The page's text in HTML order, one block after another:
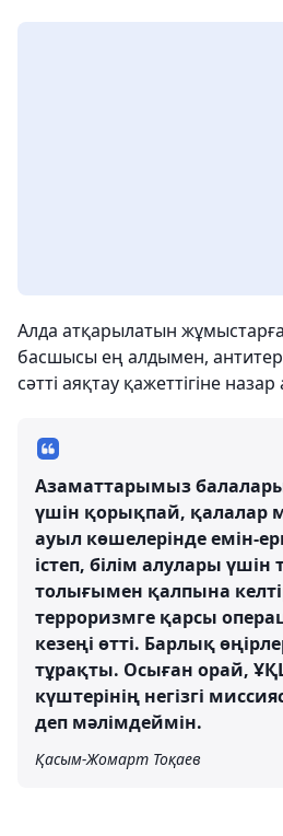
Алда атқарылатын
басшысы ең алдымен,
сәтті аяқтау қажеттігіне
Азаматтарымыз
үшін қорықпай, қалалар
ауыл көшелерінде емін-
істеп, білім алулары үшін
толығымен қалпына
терроризмге қарсы
кезеңі өтті. Барлық
тұрақты. Осыған орай,
күштерінің негізгі
деп мәлімдеймін.
Қасым-Жомарт Тоқаев